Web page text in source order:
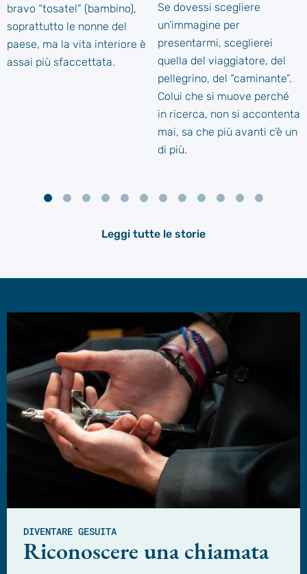
bravo “tosatel” (bambino),
soprattutto le nonne del
paese, ma la vita interiore è
assai più sfaccettata.
Se dovessi scegliere
un’immagine per
presentarmi, sceglierei
quella del viaggiatore, del
pellegrino, del “caminante”.
Colui che si muove perché
in ricerca, non si accontenta
mai, sa che più avanti c’è un
di più.
Leggi tutte le storie
DIVENTARE GESUITA
Riconoscere una chiamata